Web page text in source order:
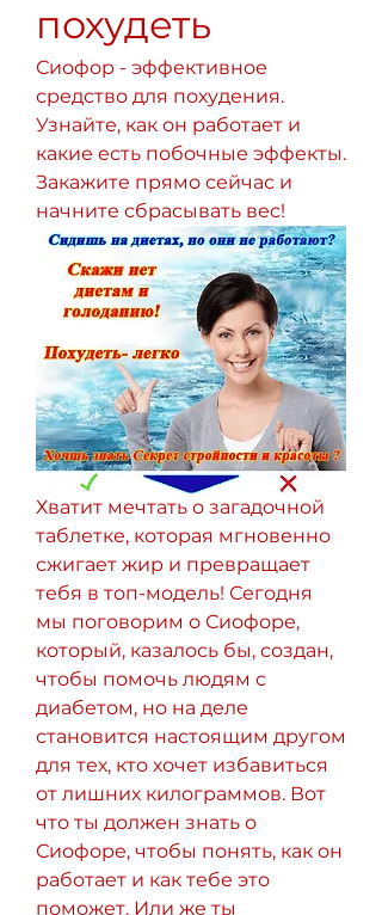
похудеть
Сиофор - эффективное
средство для похудения.
Узнайте, как он работает и
какие есть побочные эффекты.
Закажите прямо сейчас и
начните сбрасывать вес!
Хватит мечтать о загадочной
таблетке, которая мгновенно
сжигает жир и превращает
тебя в топ-модель! Сегодня
мы поговорим о Сиофоре,
который, казалось бы, создан,
чтобы помочь людям с
диабетом, но на деле
становится настоящим другом
для тех, кто хочет избавиться
от лишних килограммов. Вот
что ты должен знать о
Сиофоре, чтобы понять, как он
работает и как тебе это
поможет. Или же ты